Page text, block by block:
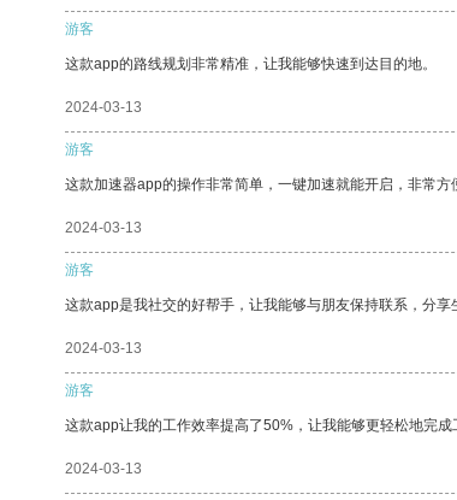
游客
这款app的路线规划非常精准，让我能够快速到达目的地。
2024-03-13
游客
这款加速器app的操作非常简单，一键加速就能开启，非常方
2024-03-13
游客
这款app是我社交的好帮手，让我能够与朋友保持联系，分享
2024-03-13
游客
这款app让我的工作效率提高了50%，让我能够更轻松地完
2024-03-13